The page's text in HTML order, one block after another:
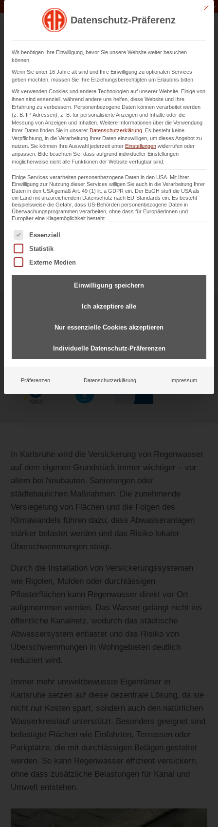
Regenwasserversickerung in
Karlsruhe
Einbau undWartungvon Rigolen
Kontaktieren Sie uns
Starke Partnerschaften für
gemeinsamen Erfolg
In Karlsruhe wird die Versickerung von Regenwasser
auf dem eigenen Grundstück immer wichtiger – vor
allem bei Neubauten, Sanierungen oder
städtebaulichen Maßnahmen. Die zunehmende
Versiegelung von Flächen und die Folgen des
Klimawandels führen dazu, dass Abwasseranlagen
stärker belastet werden und das Risiko lokaler
Überschwemmungen steigt.
Durch die Installation von Versickerungssystemen
wie Rigolen, Mulden oder durchlässigen
Pflasterflächen kann Regenwasser direkt vor Ort
aufgenommen werden. Das Wasser gelangt nicht ins
öffentliche Kanalnetz, wodurch das städtische
Abwassersystem entlastet und das Risiko von
Überschwemmungen in Wohngebieten deutlich
reduziert wird.
Immer mehr umweltbewusste Eigentümer in
Karlsruhe setzen auf diese dezentrale Lösung, da sie
nicht nur Kosten spart, sondern auch den natürlichen
Wasserkreislauf unterstützt. Besonders geeignet sind
befestigte Flächen wie Einfahrten, Terrassen oder
Parkplätze, die mit durchlässigen Belägen gestaltet
werden. So kann Regenwasser effizient versickern,
ohne dass zusätzliche Belastungen für Kanal und
Umwelt entstehen.
Mit
Datenschutz-Präferenz
Wir benötigen Ihre Einwilligung, bevor Sie unsere Website weiter besuchen
können.
Wenn Sie unter 16 Jahre alt sind und Ihre Einwilligung zu optionalen Services
geben möchten, müssen Sie Ihre Erziehungsberechtigten um Erlaubnis bitten.
Wir verwenden Cookies und andere Technologien auf unserer Website. Einige von
ihnen sind essenziell, während andere uns helfen, diese Website und Ihre
Erfahrung zu verbessern. Personenbezogene Daten können verarbeitet werden
(z. B. IP-Adressen), z. B. für personalisierte Anzeigen und Inhalte oder die
Messung von Anzeigen und Inhalten. Weitere Informationen über die Verwendung
Ihrer Daten finden Sie in unserer Datenschutzerklärung Es besteht keine
Verpflichtung, in die Verarbeitung Ihrer Daten einzuwilligen, um dieses Angebot zu
nutzen. Sie können Ihre Auswahl jederzeit unter Einstellungen widerrufen oder
anpassen. Bitte beachten Sie, dass aufgrund individueller Einstellungen
möglicherweise nicht alle Funktionen der Website verfügbar sind.
Einige Services verarbeiten personenbezogene Daten in den USA. Mit Ihrer
Einwilligung zur Nutzung dieser Services willigen Sie auch in die Verarbeitung Ihrer
Daten in den USA gemäß Art. 49 (1) lit. a GDPR ein. Der EuGH stuft die USA als
ein Land mit unzureichendem Datenschutz nach EU-Standards ein. Es besteht
beispielsweise die Gefahr, dass US-Behörden personenbezogene Daten in
Überwachungsprogrammen verarbeiten, ohne dass für Europäerinnen und
Europäer eine Klagemöglichkeit besteht.
Es folgt eine Liste der Service-Gruppen, für die eine
Essenziell
Statistik
Externe Medien
Einwilligung speichern
Ich akzeptiere alle
Nur essenzielle Cookies akzeptieren
Individuelle Datenschutz-Präferenzen
Präferenzen Datenschutzerklärung Impressum